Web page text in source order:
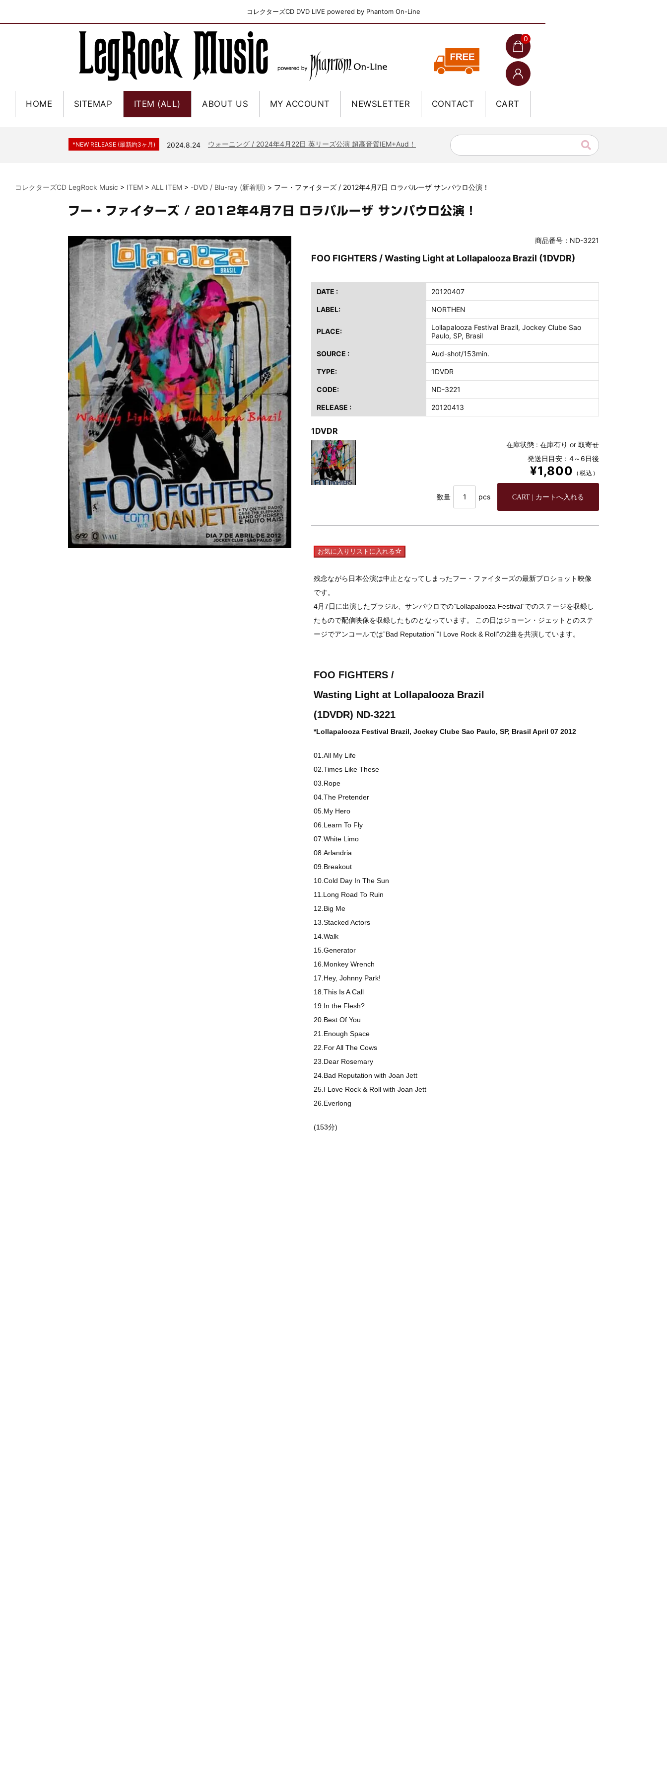
コレクターズCD DVD LIVE powered by Phantom On-Line
0
HOME SITEMAP ITEM (ALL) ABOUT US MY ACCOUNT NEWSLETTER CONTACT CART
*NEW RELEASE (最新約3ヶ月) 2024.6.9 ジャーニー / 1979年5月8+9日 コロラド州 2公演 SBD 完全収録！
*NEW RELEASE (最新約3ヶ月) 2024.8.24 ウォーニング / 2024年4月22日 英リーズ公演 超高音質IEM+Aud！
スコーピオンズ / 2024年6月15日 リスボン公演 FHD 完全収録！
*NEW RELEASE (最新約3ヶ月) 2024.6.20 マネスキン / 2024年6月9日 ドイツ ROCK AM RING 公演 FHD 完全収録！
2024.6.9
*NEW RELEASE (最新約3ヶ月) 2024.6.9 ユーライア・ヒープ / 2023年8月3日 ドイツ W.O.A. 公演 FHD 完全収録！
*NEW RELEASE (最新約3ヶ月) 2024.6.9 ジャーニー / 1979年5月8+9日 コロラド州 2公演 SBD 完全収録！
*NEW RELEASE (最新約3ヶ月) 2024.11.9 NGHFB / 2024年7月28日 フジロック’24公演 超高音質AI-SBD！
*NEW RELEASE (最新約3ヶ月) 2024.8.24 ウォーニング / 2024年4月22日 英リーズ公演 超高音質IEM+Aud！
*NEW RELEASE (最新約3ヶ月) 2024.6.24 ビリー・ジョエル / 2024年3月24日 100Aniv. 米M.S.G公演 完全収録！
*NEW RELEASE (最新約3ヶ月)
2024.6.24
リアム・ギャラガー / 2024年6月3日 カーディフ公演 IEM/AUD 完全収録！
*NEW RELEASE (最新約3ヶ月) 2024.6.24 スコーピオンズ / 2024年6月15日 リスボン公演 FHD 完全収録！
*NEW RELEASE (最新約3ヶ月) 2024.6.20 マネスキン / 2024年6月9日 ドイツ ROCK AM RING 公演 FHD 完全収録！
*NEW RELEASE (最新約3ヶ月) 2024.6.9 リアム・ギャラガー / 2024年6月1日 英国シェフィールド公演 完全収録！
*NEW RELEASE (最新約3ヶ月) 2024.6.9 メガデス / 2023年8月4日 ドイツ W.O.A. 公演 FHD 完全収録！
*NEW RELEASE (最新約3ヶ月) 2024.6.9 ユーライア・ヒープ / 2023年8月3日 ドイツ W.O.A. 公演 FHD 完全収録！
*NEW RELEASE (最新約3ヶ月) 2024.6.9 ジャーニー / 1979年5月8+9日 コロラド州 2公演 SBD 完全収録！
コレクターズCD LegRock Music > ITEM > ALL ITEM > -DVD / Blu-ray (新着順) > フー・ファイターズ / 2012年4月7日 ロラパルーザ サンパウロ公演！
フー・ファイターズ / 2012年4月7日 ロラパルーザ サンパウロ公演！
商品番号：ND-3221
FOO FIGHTERS / Wasting Light at Lollapalooza Brazil (1DVDR)
DATE : 20120407
LABEL: NORTHEN
PLACE:
Lollapalooza Festival Brazil, Jockey Clube Sao
Paulo, SP, Brasil
SOURCE : Aud-shot/153min.
TYPE: 1DVDR
CODE: ND-3221
RELEASE : 20120413
1DVDR
在庫状態 : 在庫有り or 取寄せ
発送日目安：4～6日後
¥1,800 （税込）
数量 pcs
お気に入りリストに入れる
残念ながら日本公演は中止となってしまったフー・ファイターズの最新プロショット映像
です。
4月7日に出演したブラジル、サンパウロでの”Lollapalooza Festival”でのステージを収録し
たもので配信映像を収録したものとなっています。 この日はジョーン・ジェットとのステ
ージでアンコールでは”Bad Reputation””I Love Rock & Roll”の2曲を共演しています。
FOO FIGHTERS /
Wasting Light at Lollapalooza Brazil
(1DVDR) ND-3221
*Lollapalooza Festival Brazil, Jockey Clube Sao Paulo, SP, Brasil April 07 2012
01.All My Life
02.Times Like These
03.Rope
04.The Pretender
05.My Hero
06.Learn To Fly
07.White Limo
08.Arlandria
09.Breakout
10.Cold Day In The Sun
11.Long Road To Ruin
12.Big Me
13.Stacked Actors
14.Walk
15.Generator
16.Monkey Wrench
17.Hey, Johnny Park!
18.This Is A Call
19.In the Flesh?
20.Best Of You
21.Enough Space
22.For All The Cows
23.Dear Rosemary
24.Bad Reputation with Joan Jett
25.I Love Rock & Roll with Joan Jett
26.Everlong
(153分)